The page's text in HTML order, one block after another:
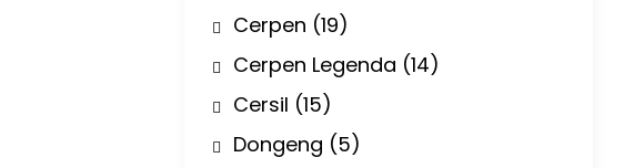
Cerpen (19)
Cerpen Legenda (14)
Cersil (15)
Dongeng (5)